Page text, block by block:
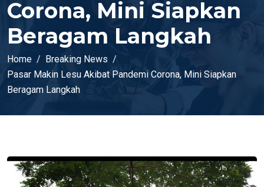
Corona, Mini Siapkan
Beragam Langkah
Home
Breaking News
Pasar Makin Lesu Akibat Pandemi Corona, Mini Siapkan
Beragam Langkah